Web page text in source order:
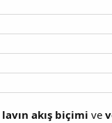
lavın akış biçimi ve